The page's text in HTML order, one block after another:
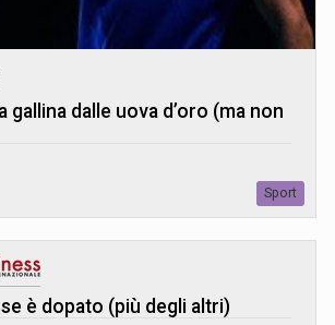
gallina dalle uova d’oro (ma non
Sport
è dopato (più degli altri)